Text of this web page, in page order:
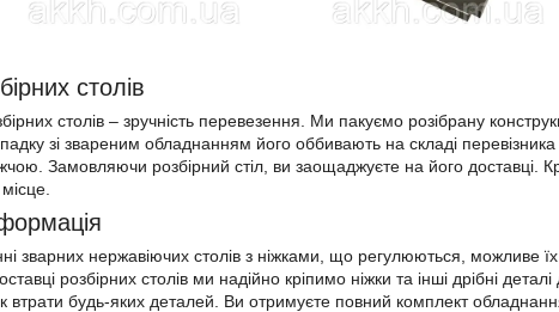
столів
столів – зручність перевезення. Ми пакуємо розібрану
зі звареним обладнанням його оббивають на складі
Замовляючи розбірний стіл, ви заощаджуєте на його доставці.
зварних нержавіючих столів з ніжками, що регулюються, можливе їх
розбірних столів ми надійно кріпимо ніжки та інші дрібні
втрати будь-яких деталей. Ви отримуєте повний комплект